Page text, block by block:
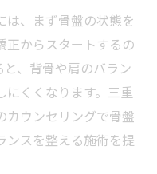
は、まず骨盤の状態を
正からスタートするの
、背骨や肩のバラン
にくくなります。三重
カウンセリングで骨盤
ンスを整える施術を提